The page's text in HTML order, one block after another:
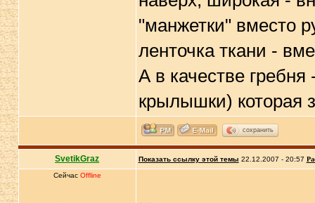
"манжетки" вместо
ленточка ткани -
А в качестве
крылышки) которая
сохранить
SvetikGraz Показать ссылку этой темы 22.12.2007 - 20:57
Сейчас Offline